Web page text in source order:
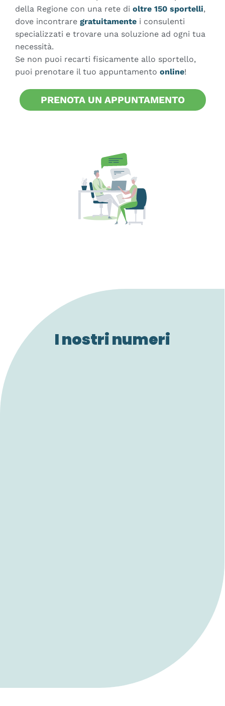
della Regione con una rete di oltre 150 sportelli,
dove incontrare gratuitamente i consulenti
specializzati e trovare una soluzione ad ogni tua
necessità.
Se non puoi recarti fisicamente allo sportello,
puoi prenotare il tuo appuntamento online!
PRENOTA UN APPUNTAMENTO
I nostri numeri